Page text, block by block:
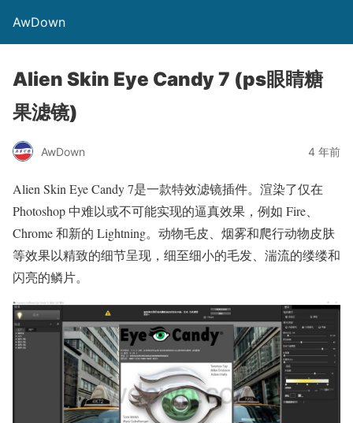
AwDown
Alien Skin Eye Candy 7 (ps眼睛糖
果滤镜)
AwDown 4 年前
Alien Skin Eye Candy 7是一款特效滤镜插件。渲染了仅在
Photoshop 中难以或不可能实现的逼真效果，例如 Fire、
Chrome 和新的 Lightning。动物毛皮、烟雾和爬行动物皮肤
等效果以精致的细节呈现，细至细小的毛发、湍流的缕缕和
闪亮的鳞片。